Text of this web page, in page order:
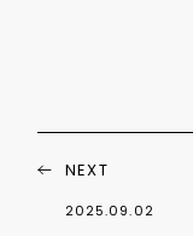
2025.09.02
NEXT